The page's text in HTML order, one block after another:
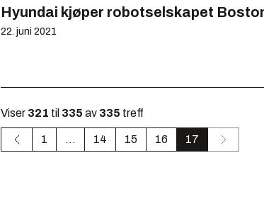
Hyundai kjøper robotselskapet
22. juni 2021
Viser 321 til 335 av 335 treff
1 ... 14 15 16 17